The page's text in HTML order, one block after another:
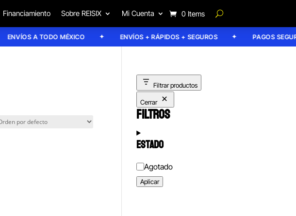
Financiamiento Sobre REISIX Mi Cuenta 0 Items
ENVÍOS A TODO MÉXICO ENVÍOS + RÁPIDOS + SEGUROS PAGOS SEGUROS
Filtrar productos
Cerrar
FILTROS
ESTADO
Estado
Agotado
Aplicar